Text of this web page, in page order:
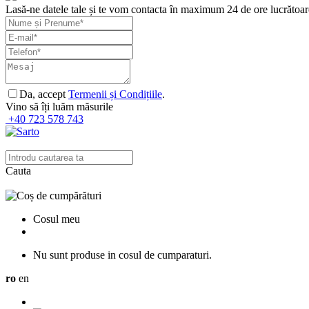
Lasă-ne datele tale și te vom contacta în maximum 24 de ore
Da, accept Termenii și Condițiile.
Vino să îți luăm măsurile
+40 723 578 743
Cauta
Cosul meu
Nu sunt produse in cosul de cumparaturi.
ro en